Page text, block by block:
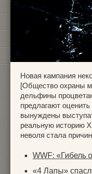
Новая кампания
[Общество охраны
дельфины
предлагают
вынуждены
реальную историю
неволя стала
WWF: «Гибель
«4 Лапы»